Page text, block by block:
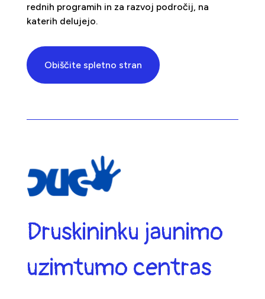
rednih programih in za razvoj področij, na
katerih delujejo.
Obiščite spletno stran
Druskininku jaunimo
uzimtumo centras